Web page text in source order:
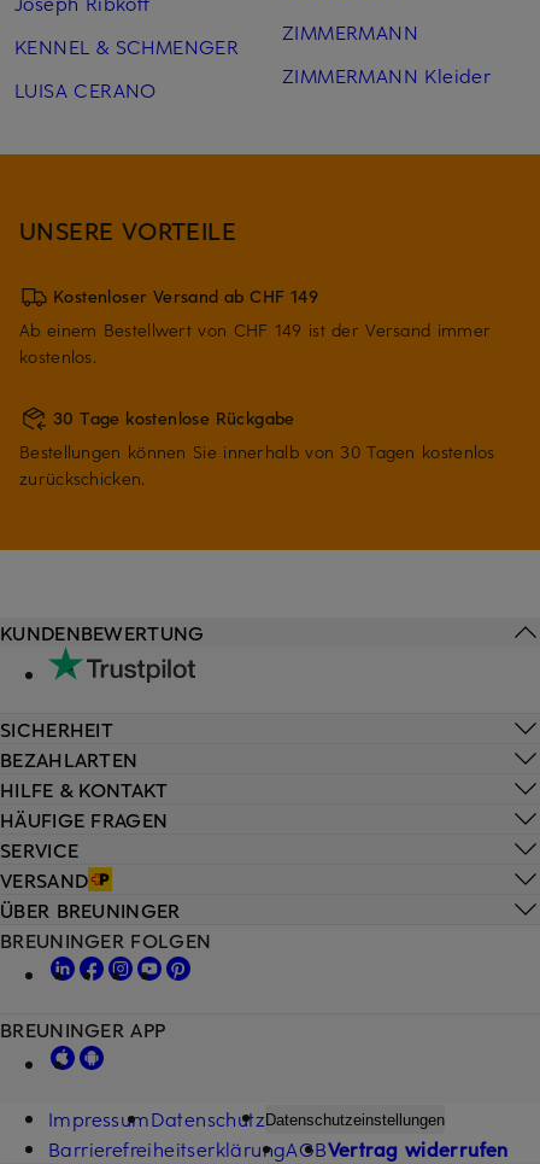
KENNEL & SCHMENGER
LUISA CERANO
ZIMMERMANN
ZIMMERMANN Kleider
UNSERE VORTEILE
Kostenloser Versand ab CHF 149
Ab einem Bestellwert von CHF 149 ist der Versand immer
kostenlos.
30 Tage kostenlose Rückgabe
Bestellungen können Sie innerhalb von 30 Tagen kostenlos
zurückschicken.
HILFE & KONTAKT
HÄUFIGE FRAGEN
SERVICE
VERSAND
KUNDENBEWERTUNG
SICHERHEIT
BEZAHLARTEN
ÜBER BREUNINGER
BREUNINGER FOLGEN
BREUNINGER APP
ImpressumDatenschutz Datenschutzeinstellungen
BarrierefreiheitserklärungAGBVertrag widerrufen